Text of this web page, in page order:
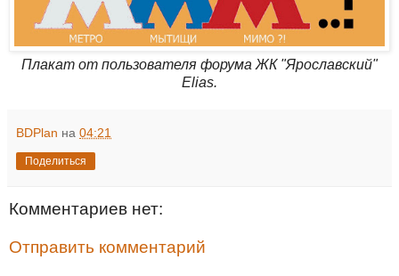
Плакат от пользователя форума ЖК "Ярославский"
Elias.
BDPlan на 04:21
Поделиться
Комментариев нет:
Отправить комментарий